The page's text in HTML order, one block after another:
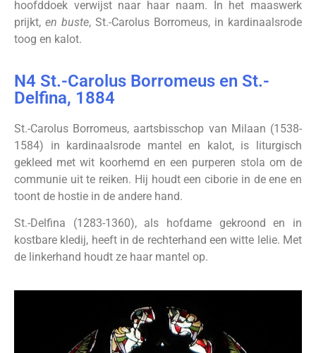
hoofddoek verwijst naar haar naam. In het maaswerk
prijkt, en buste, St.-Carolus Borromeus, in kardinaalsrode
toog en kalot.
N4 St.-Carolus Borromeus en St.-
Delfina, 1884
St.-Carolus Borromeus, aartsbisschop van Milaan (1538-
1584) in kardinaalsrode mantel en kalot, is liturgisch
gekleed met wit koorhemd en een purperen stola om de
communie uit te reiken. Hij houdt een ciborie in de ene en
toont de hostie in de andere hand.
St.-Delfina (1283-1360), als hofdame gekroond en in
kostbare kledij, heeft in de rechterhand een witte lelie. Met
de linkerhand houdt ze haar mantel op.